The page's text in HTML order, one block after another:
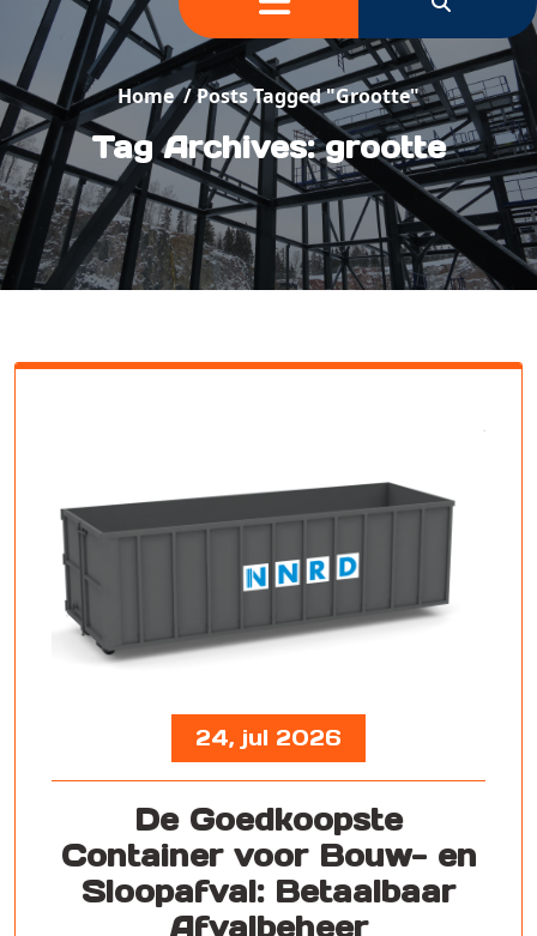
Home/Posts Tagged "grootte"
Tag Archives: grootte
24, jul 2026
De Goedkoopste
Container voor Bouw- en
Sloopafval: Betaalbaar
Afvalbeheer